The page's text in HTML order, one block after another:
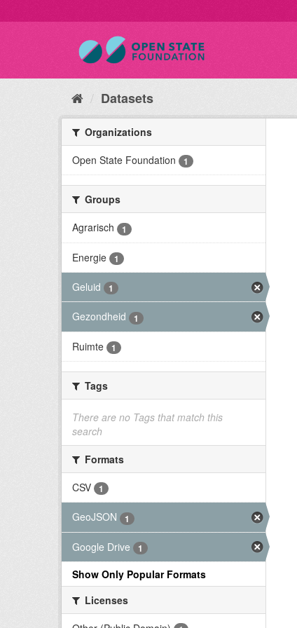
Datasets
Organizations
Open State Foundation
1
Groups
Agrarisch
1
Energie 1
Geluid 1
Gezondheid 1
Ruimte 1
Tags
There are no Tags that match this
search
Formats
CSV
1
GeoJSON 1
Google Drive 1
Show Only Popular Formats
Licenses